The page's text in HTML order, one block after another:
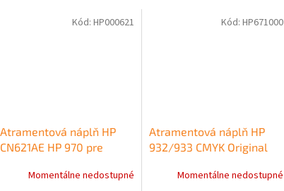
Atramentová náplň HP
CN621AE HP 970 pre
X451dw/X476dw/
Momentálne nedostupné
Kód: HP000621
Atramentová náplň HP
932/933 CMYK Original
nahrada za C2P42AE
Momentálne nedostupné
Kód: HP671000